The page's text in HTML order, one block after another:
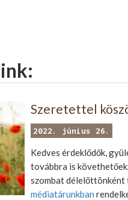
Szeretettel
2022. június 26.
Kedves érdeklődők,
továbbra is
szombat
médiatárunkban